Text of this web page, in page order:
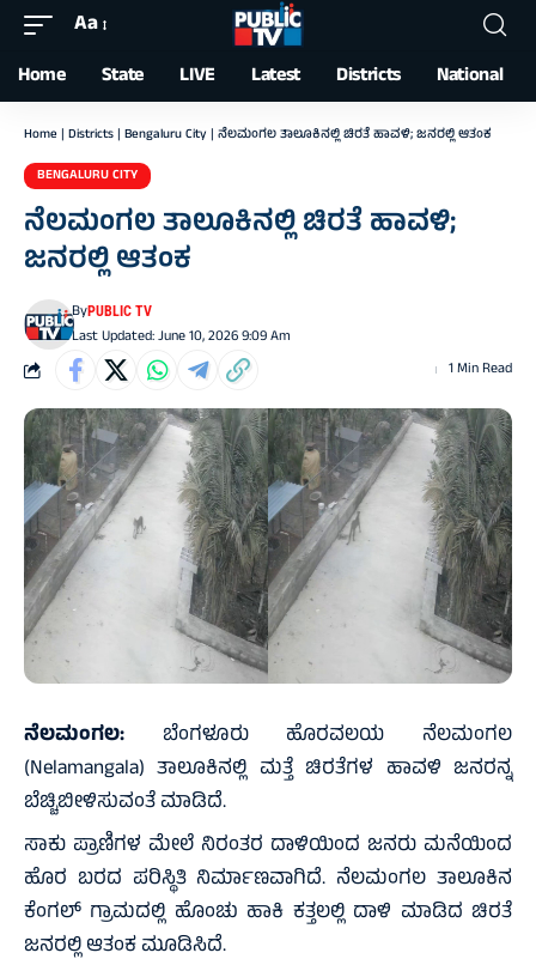
Font
Resizer
Aa
Home State LIVE Latest Districts National
Home | Districts | Bengaluru City | ನೆಲಮಂಗಲ ತಾಲೂಕಿನಲ್ಲಿ ಚಿರತೆ ಹಾವಳಿ; ಜನರಲ್ಲಿ ಆತಂಕ
BENGALURU CITY
ನೆಲಮಂಗಲ ತಾಲೂಕಿನಲ್ಲಿ ಚಿರತೆ ಹಾವಳಿ;
ಜನರಲ್ಲಿ ಆತಂಕ
Last Updated: June 10, 2026 9:09 Am
ByPUBLIC TV
1 Min Read
ನೆಲಮಂಗಲ: ಬೆಂಗಳೂರು ಹೊರವಲಯ ನೆಲಮಂಗಲ
(Nelamangala) ತಾಲೂಕಿನಲ್ಲಿ ಮತ್ತೆ ಚಿರತೆಗಳ ಹಾವಳಿ ಜನರನ್ನ
ಬೆಚ್ಚಿಬೀಳಿಸುವಂತೆ ಮಾಡಿದೆ.
ಸಾಕು ಪ್ರಾಣಿಗಳ ಮೇಲೆ ನಿರಂತರ ದಾಳಿಯಿಂದ ಜನರು ಮನೆಯಿಂದ
ಹೊರ ಬರದ ಪರಿಸ್ಥಿತಿ ನಿರ್ಮಾಣವಾಗಿದೆ. ನೆಲಮಂಗಲ ತಾಲೂಕಿನ
ಕೆಂಗಲ್ ಗ್ರಾಮದಲ್ಲಿ ಹೊಂಚು ಹಾಕಿ ಕತ್ತಲಲ್ಲಿ ದಾಳಿ ಮಾಡಿದ ಚಿರತೆ
ಜನರಲ್ಲಿ ಆತಂಕ ಮೂಡಿಸಿದೆ.